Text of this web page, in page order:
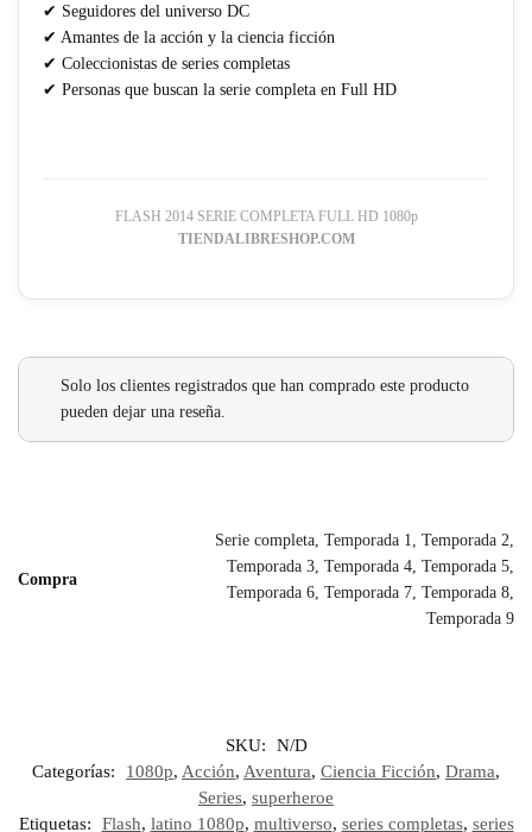
✔ Seguidores del universo DC
✔ Amantes de la acción y la ciencia ficción
✔ Coleccionistas de series completas
✔ Personas que buscan la serie completa en Full HD
FLASH 2014 SERIE COMPLETA FULL HD 1080p
TIENDALIBRESHOP.COM
Solo los clientes registrados que han comprado este producto
pueden dejar una reseña.
Compra
Serie completa, Temporada 1, Temporada 2,
Temporada 3, Temporada 4, Temporada 5,
Temporada 6, Temporada 7, Temporada 8,
Temporada 9
SKU:
N/D
Categorías:
1080p, Acción, Aventura, Ciencia Ficción, Drama,
Series, superheroe
Etiquetas:
Flash, latino 1080p, multiverso, series completas, series